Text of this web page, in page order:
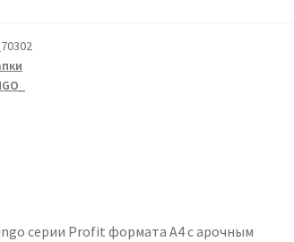
серии Profit формата А4 с арочным